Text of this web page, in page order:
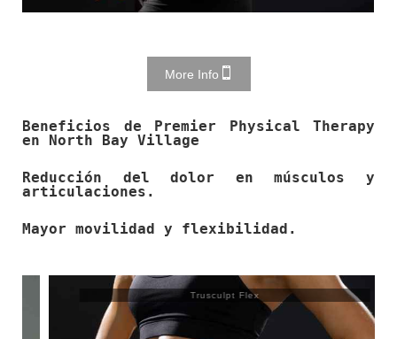
More Info
Beneficios de Premier Physical Therapy
en North Bay Village
Reducción del dolor en músculos y
articulaciones.
Mayor movilidad y flexibilidad.
Trusculpt Flex